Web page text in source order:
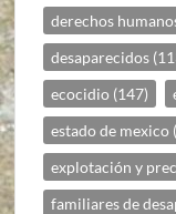
derechos
desaparecidos
ecocidio (147)
estado de mexico
explotación y
familiares de